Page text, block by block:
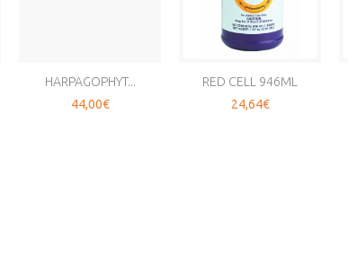
HARPAGOPHYT...
44,00€
RED CELL 946ML
24,64€